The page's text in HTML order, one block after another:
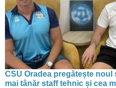
CSU Oradea pregătește noul
mai tânăr staff tehnic și cea